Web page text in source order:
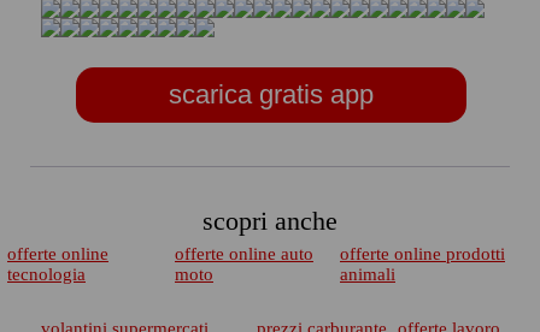
scarica gratis app
scopri anche
offerte online
tecnologia
offerte online auto
moto
offerte online prodotti
animali